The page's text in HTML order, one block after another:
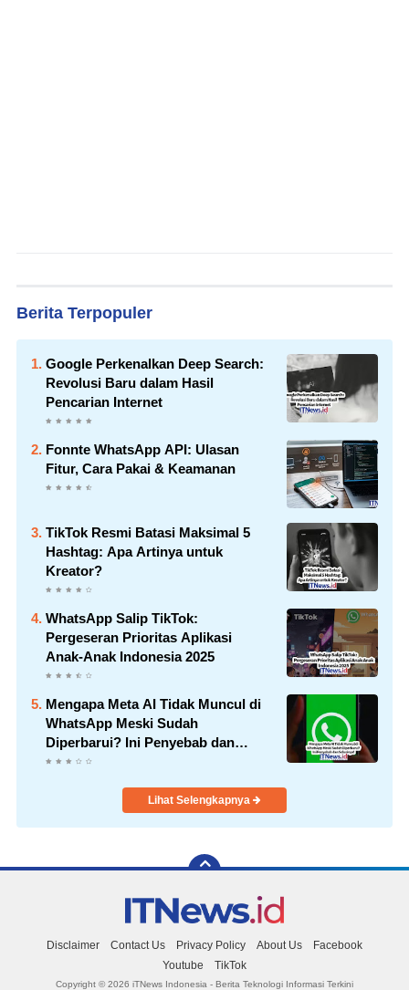
Berita Terpopuler
Google Perkenalkan Deep Search:
Revolusi Baru dalam Hasil
Pencarian Internet
Fonnte WhatsApp API: Ulasan
Fitur, Cara Pakai & Keamanan
TikTok Resmi Batasi Maksimal 5
Hashtag: Apa Artinya untuk
Kreator?
WhatsApp Salip TikTok:
Pergeseran Prioritas Aplikasi
Anak-Anak Indonesia 2025
Mengapa Meta AI Tidak Muncul di
WhatsApp Meski Sudah
Diperbarui? Ini Penyebab dan
Solusinya!
Lihat Selengkapnya
Disclaimer Contact Us Privacy Policy About Us
Facebook
Youtube
TikTok
Copyright ©2026 iTNews Indonesia - Berita Teknologi Informasi Terkini